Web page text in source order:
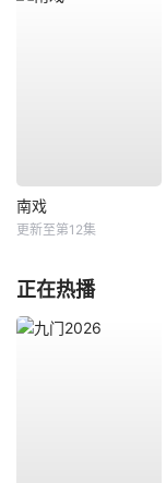
南戏
更新至第12集
正在热播